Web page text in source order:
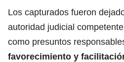
Los capturados fueron
autoridad judicial
como presuntos
favorecimiento y